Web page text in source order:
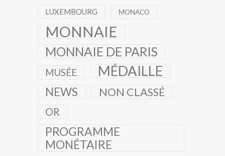
LUXEMBOURG MONACO
MONNAIE
MONNAIE DE PARIS
MUSÉE MÉDAILLE
NEWS NON CLASSÉ
OR
PROGRAMME
MONÉTAIRE